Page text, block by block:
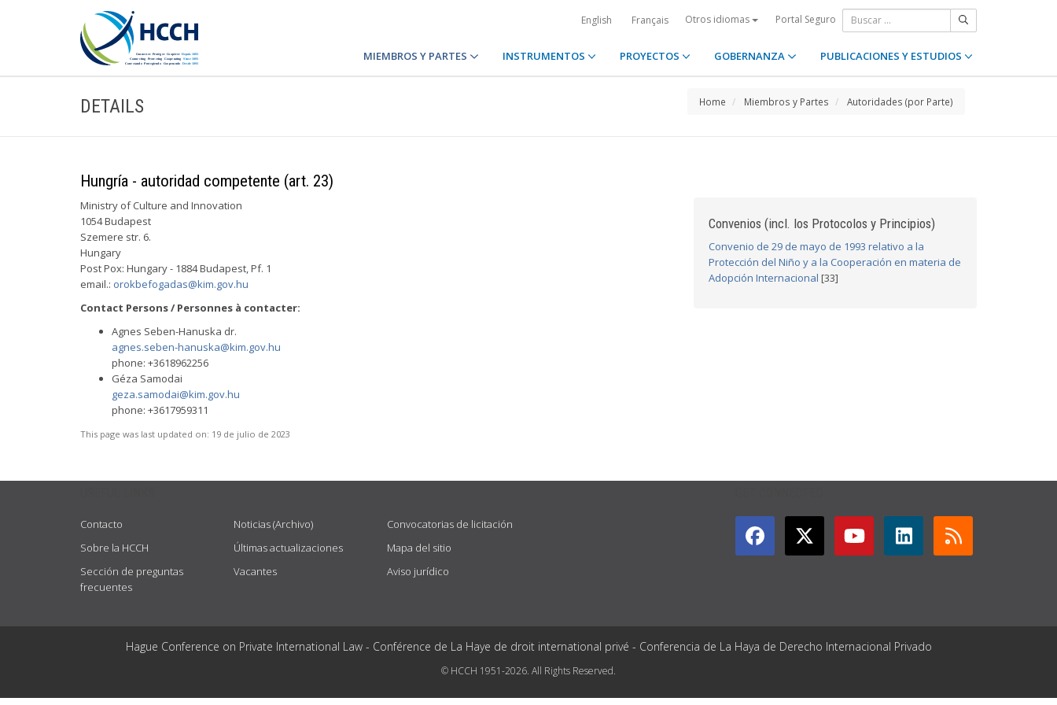
English Français Otros idiomas Portal Seguro
MIEMBROS Y PARTES INSTRUMENTOS PROYECTOS GOBERNANZA PUBLICACIONES Y ESTUDIOS
DETAILS Home Miembros y Partes Autoridades (por Parte)
Hungría - autoridad competente (art. 23)
Ministry of Culture and Innovation
1054 Budapest
Szemere str. 6.
Hungary
Post Pox: Hungary - 1884 Budapest, Pf. 1
email.: orokbefogadas@kim.gov.hu
Contact Persons / Personnes à contacter:
Agnes Seben-Hanuska dr.
agnes.seben-hanuska@kim.gov.hu
phone: +3618962256
Géza Samodai
geza.samodai@kim.gov.hu
phone: +3617959311
This page was last updated on: 19 de julio de 2023
Convenios (incl. los Protocolos y Principios)
Convenio de 29 de mayo de 1993 relativo a la
Protección del Niño y a la Cooperación en materia de
Adopción Internacional [33]
Contacto
Sobre la HCCH
Sección de preguntas
frecuentes
Noticias (Archivo)
Últimas actualizaciones
Vacantes
Convocatorias de licitación
Mapa del sitio
Aviso jurídico
Hague Conference on Private International Law - Conférence de La Haye de droit international privé - Conferencia de La Haya de Derecho Internacional Privado
© HCCH 1951-2026. All Rights Reserved.